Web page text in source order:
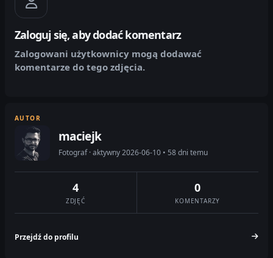
Zaloguj się, aby dodać komentarz
Zalogowani użytkownicy mogą dodawać
komentarze do tego zdjęcia.
AUTOR
maciejk
Fotograf · aktywny 2026-06-10 • 58 dni temu
4
ZDJĘĆ
0
KOMENTARZY
Przejdź do profilu